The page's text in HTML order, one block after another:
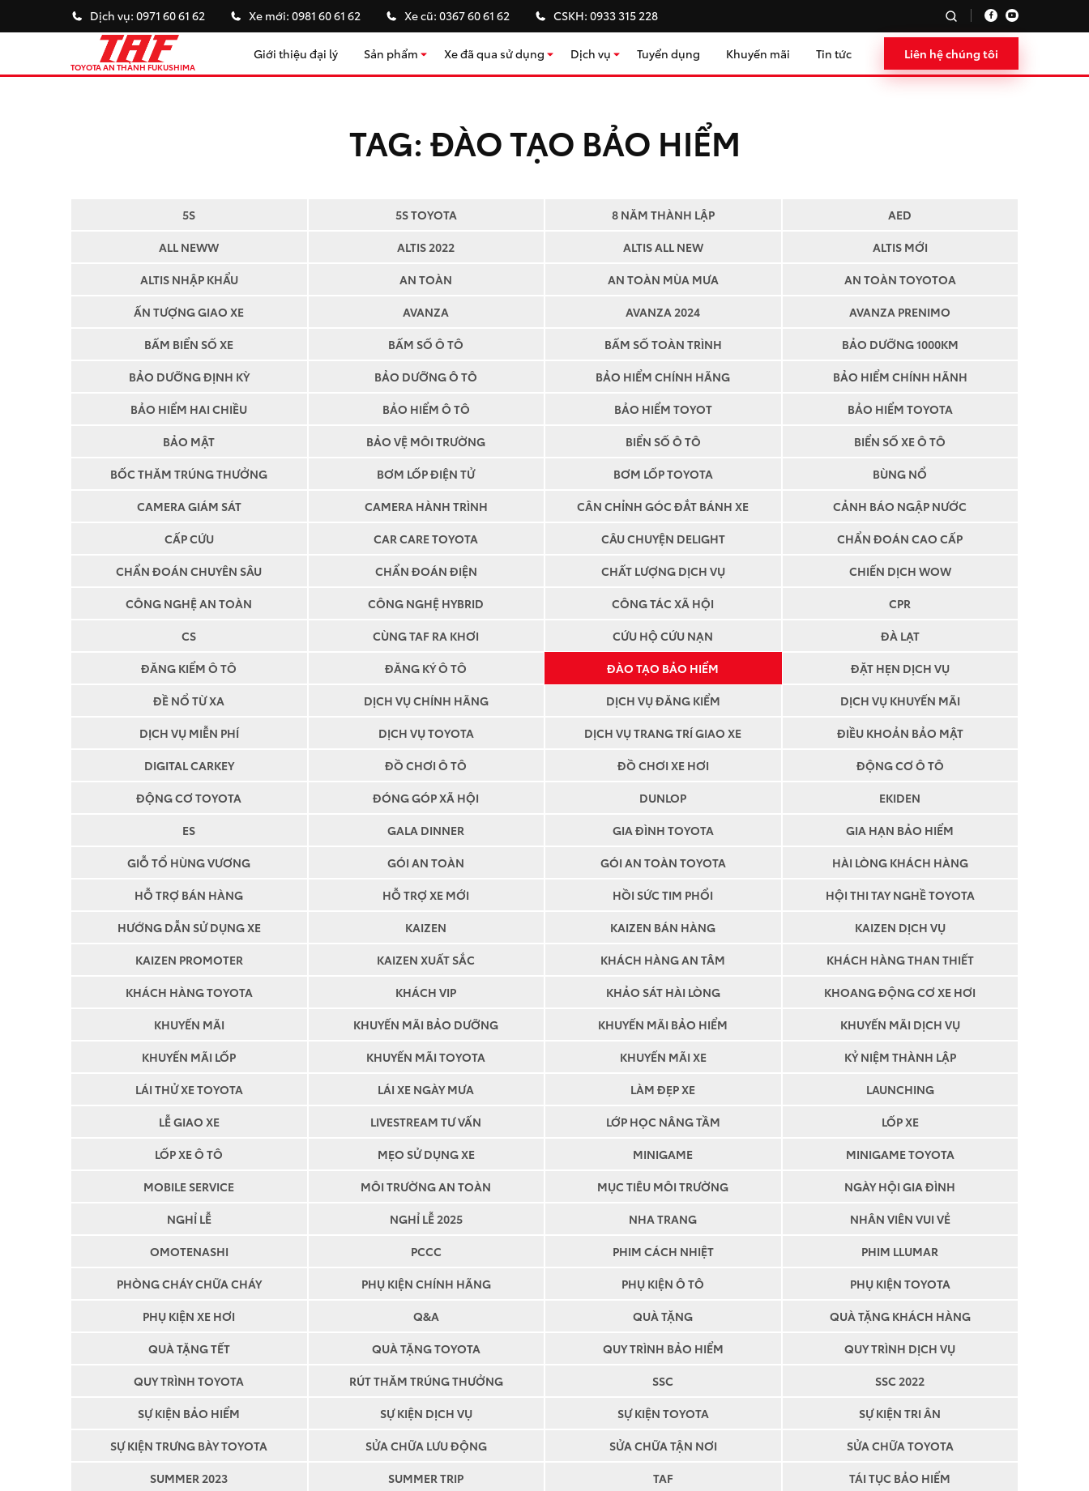
ĐỘI NGŨ TƯ VẤN
TOYOTA AN THÀNH
FUKUSHIMA
Dịch vụ: 0971 60 61 62 Xe mới: 0981 60 61 62 Xe cũ: 0367 60 61 62 CSKH: 0933 315 228
TOYOTA AN THÀNH FUKUSHIMA
Giới thiệu đại lý Sản phẩm Xe đã qua sử dụng Dịch vụ
Sửa chữa & đồng sơn
Chính sách bảo hành
Phụ kiện ô tô Toyota
Tuyển dụng Khuyến mãi Tin tức Liên hệ chúng tôi
TAG: ĐÀO TẠO BẢO HIỂM
5S 5S TOYOTA 8 NĂM THÀNH LẬP
AED
ALL NEWW
ALTIS 2022 ALTIS ALL NEW
ALTIS MỚI
ALTIS NHẬP KHẨU
AN TOÀN AN TOÀN MÙA MƯA
AN TOÀN TOYOTOA
ẤN TƯỢNG GIAO XE
AVANZA AVANZA 2024
AVANZA PRENIMO
BẤM BIỂN SỐ XE
BẤM SỐ Ô TÔ BẤM SỐ TOÀN TRÌNH
BẢO DƯỠNG 1000KM
BẢO DƯỠNG ĐỊNH KỲ
BẢO DƯỠNG Ô TÔ BẢO HIỂM CHÍNH HÃNG
BẢO HIỂM CHÍNH HÃNH
BẢO HIỂM HAI CHIỀU
BẢO HIỂM Ô TÔ BẢO HIỂM TOYOT
BẢO HIỂM TOYOTA
BẢO MẬT
BẢO VỆ MÔI TRƯỜNG BIỂN SỐ Ô TÔ
BIỂN SỐ XE Ô TÔ
BỐC THĂM TRÚNG THƯỞNG
BƠM LỐP ĐIỆN TỬ BƠM LỐP TOYOTA
BÙNG NỔ
CAMERA GIÁM SÁT
CAMERA HÀNH TRÌNH CÂN CHỈNH GÓC ĐẮT BÁNH XE
CẢNH BÁO NGẬP NƯỚC
CẤP CỨU
CAR CARE TOYOTA CÂU CHUYỆN DELIGHT
CHẨN ĐOÁN CAO CẤP
CHẨN ĐOÁN CHUYÊN SÂU
CHẨN ĐOÁN ĐIỆN CHẤT LƯỢNG DỊCH VỤ
CHIẾN DỊCH WOW
CÔNG NGHỆ AN TOÀN
CÔNG NGHỆ HYBRID CÔNG TÁC XÃ HỘI
CPR
CS
CÙNG TAF RA KHƠI CỨU HỘ CỨU NẠN
ĐÀ LẠT
ĐĂNG KIỂM Ô TÔ
ĐĂNG KÝ Ô TÔ ĐÀO TẠO BẢO HIỂM
ĐẶT HẸN DỊCH VỤ
ĐỀ NỔ TỪ XA
DỊCH VỤ CHÍNH HÃNG DỊCH VỤ ĐĂNG KIỂM
DỊCH VỤ KHUYẾN MÃI
DỊCH VỤ MIỄN PHÍ
DỊCH VỤ TOYOTA DỊCH VỤ TRANG TRÍ GIAO XE
ĐIỀU KHOẢN BẢO MẬT
DIGITAL CARKEY
ĐỒ CHƠI Ô TÔ ĐỒ CHƠI XE HƠI
ĐỘNG CƠ Ô TÔ
ĐỘNG CƠ TOYOTA
ĐÓNG GÓP XÃ HỘI DUNLOP
EKIDEN
ES
GALA DINNER GIA ĐÌNH TOYOTA
GIA HẠN BẢO HIỂM
GIỖ TỔ HÙNG VƯƠNG
GÓI AN TOÀN GÓI AN TOÀN TOYOTA
HÀI LÒNG KHÁCH HÀNG
HỖ TRỢ BÁN HÀNG
HỖ TRỢ XE MỚI HỒI SỨC TIM PHỔI
HỘI THI TAY NGHỀ TOYOTA
HƯỚNG DẪN SỬ DỤNG XE
KAIZEN KAIZEN BÁN HÀNG
KAIZEN DỊCH VỤ
KAIZEN PROMOTER
KAIZEN XUẤT SẮC KHÁCH HÀNG AN TÂM
KHÁCH HÀNG THAN THIẾT
KHÁCH HÀNG TOYOTA
KHÁCH VIP KHẢO SÁT HÀI LÒNG
KHOANG ĐỘNG CƠ XE HƠI
KHUYẾN MÃI
KHUYẾN MÃI BẢO DƯỠNG KHUYẾN MÃI BẢO HIỂM
KHUYẾN MÃI DỊCH VỤ
KHUYẾN MÃI LỐP
KHUYẾN MÃI TOYOTA KHUYẾN MÃI XE
KỶ NIỆM THÀNH LẬP
LÁI THỬ XE TOYOTA
LÁI XE NGÀY MƯA LÀM ĐẸP XE
LAUNCHING
LỄ GIAO XE
LIVESTREAM TƯ VẤN LỚP HỌC NÂNG TẦM
LỐP XE
LỐP XE Ô TÔ
MẸO SỬ DỤNG XE MINIGAME
MINIGAME TOYOTA
MOBILE SERVICE
MÔI TRƯỜNG AN TOÀN MỤC TIÊU MÔI TRƯỜNG
NGÀY HỘI GIA ĐÌNH
NGHỈ LỄ
NGHỈ LỄ 2025 NHA TRANG
NHÂN VIÊN VUI VẺ
OMOTENASHI
PCCC PHIM CÁCH NHIỆT
PHIM LLUMAR
PHÒNG CHÁY CHỮA CHÁY
PHỤ KIỆN CHÍNH HÃNG PHỤ KIỆN Ô TÔ
PHỤ KIỆN TOYOTA
PHỤ KIỆN XE HƠI
Q&A QUÀ TẶNG
QUÀ TẶNG KHÁCH HÀNG
QUÀ TẶNG TẾT
QUÀ TẶNG TOYOTA QUY TRÌNH BẢO HIỂM
QUY TRÌNH DỊCH VỤ
QUY TRÌNH TOYOTA
RÚT THĂM TRÚNG THƯỞNG SSC
SSC 2022
SỰ KIỆN BẢO HIỂM
SỰ KIỆN DỊCH VỤ SỰ KIỆN TOYOTA
SỰ KIỆN TRI ÂN
SỰ KIỆN TRƯNG BÀY TOYOTA
SỬA CHỮA LƯU ĐỘNG SỬA CHỮA TẬN NƠI
SỬA CHỮA TOYOTA
SUMMER 2023
SUMMER TRIP TAF
TÁI TỤC BẢO HIỂM